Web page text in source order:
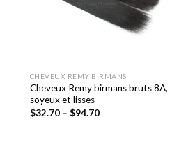
CHEVEUX REMY BIRMANS
Cheveux Remy birmans bruts 8A,
soyeux et lisses
$32.70– $94.70